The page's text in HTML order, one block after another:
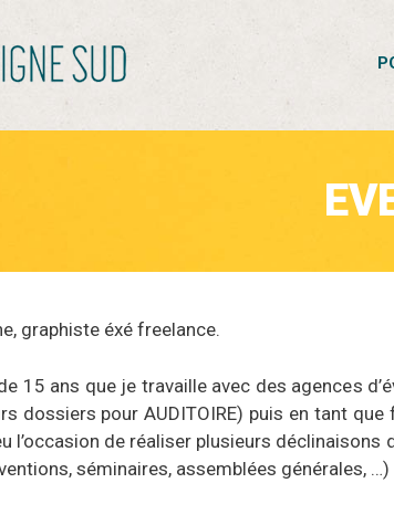
graphiste éxé freelance.
15 ans que je travaille avec des agences
dossiers pour AUDITOIRE) puis en tant
l’occasion de réaliser plusieurs
séminaires, assemblées générales,